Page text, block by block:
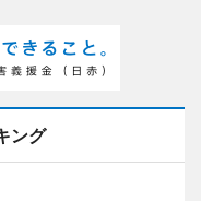
ング